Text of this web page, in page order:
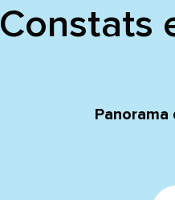
Constats